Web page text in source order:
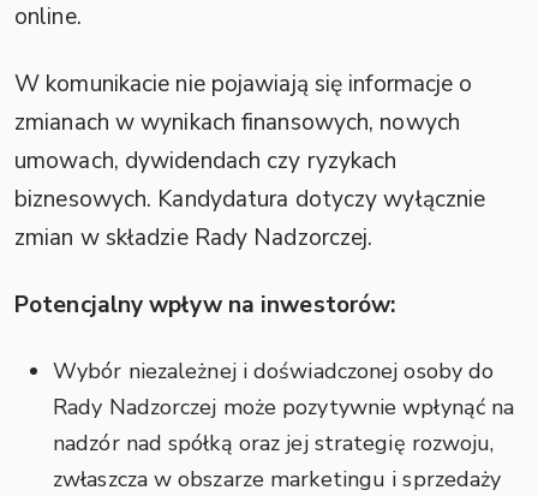
online.
W komunikacie nie pojawiają się informacje o
zmianach w wynikach finansowych, nowych
umowach, dywidendach czy ryzykach
biznesowych. Kandydatura dotyczy wyłącznie
zmian w składzie Rady Nadzorczej.
Potencjalny wpływ na inwestorów:
Wybór niezależnej i doświadczonej osoby do
Rady Nadzorczej może pozytywnie wpłynąć na
nadzór nad spółką oraz jej strategię rozwoju,
zwłaszcza w obszarze marketingu i sprzedaży